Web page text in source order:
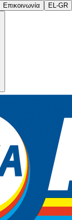
Επικοινωνία EL-GR